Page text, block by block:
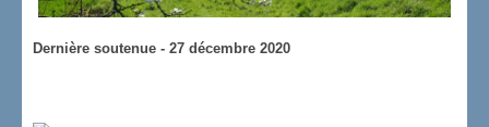
Dernière soutenue - 27 décembre 2020